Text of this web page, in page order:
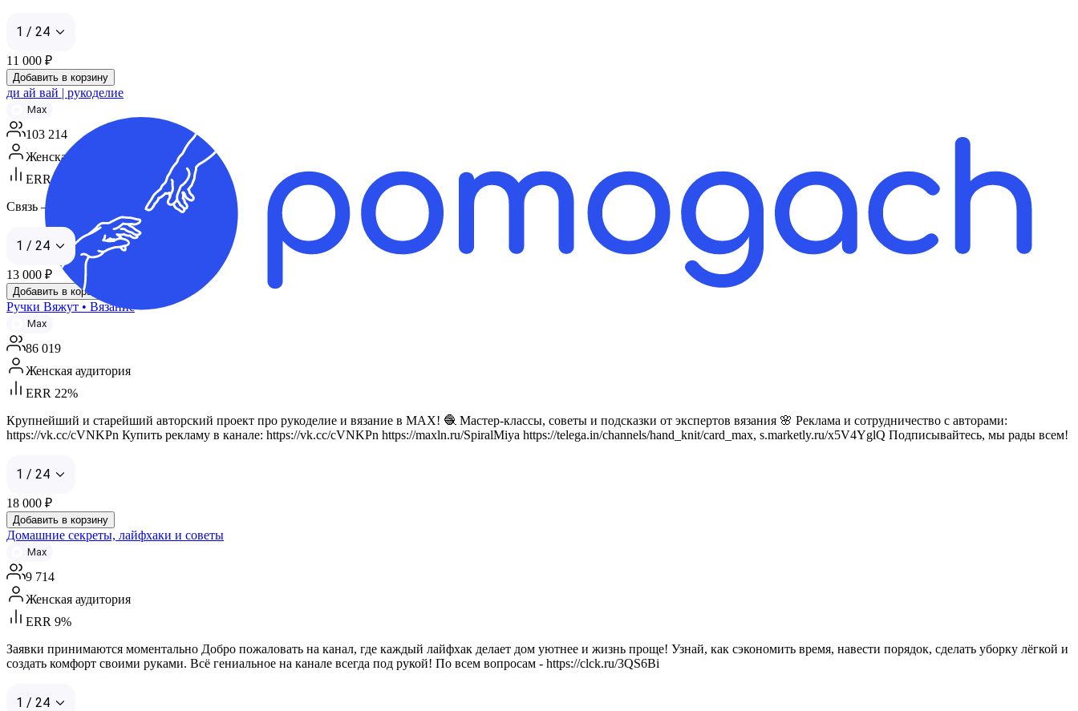
1 / 24
11 000 ₽
Добавить в корзину
ди ай вай | рукоделие
Max
103 214
Женская аудитория
ERR 18%
Связь — https://clck.ru/3S8Zi2 (Дятлов)
1 / 24
13 000 ₽
Добавить в корзину
Ручки Вяжут • Вязание
Max
86 019
Женская аудитория
ERR 22%
Крупнейший и старейший авторский проект про рукоделие и вязание в MAX! 🧶 Мастер-классы, советы и подсказки от экспертов вязания 🌸 Реклама и сотрудничество с авторами:
https://vk.cc/cVNKPn Купить рекламу в канале: https://vk.cc/cVNKPn https://maxln.ru/SpiralMiya https://telega.in/channels/hand_knit/card_max, s.marketly.ru/x5V4YglQ Подписывайтесь, мы рады всем!
1 / 24
18 000 ₽
Добавить в корзину
Домашние секреты, лайфхаки и советы
Max
9 714
Женская аудитория
ERR 9%
Заявки принимаются моментально Добро пожаловать на канал, где каждый лайфхак делает дом уютнее и жизнь проще! Узнай, как сэкономить время, навести порядок, сделать уборку лёгкой и
создать комфорт своими руками. Всё гениальное на канале всегда под рукой! По всем вопросам - https://clck.ru/3QS6Bi
1 / 24